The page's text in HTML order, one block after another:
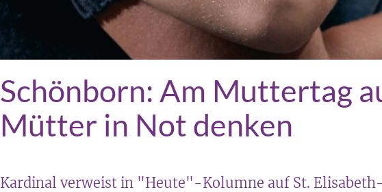
Schönborn: Am Muttertag
Mütter in Not denken
Kardinal verweist in "Heute"-Kolumne auf St.